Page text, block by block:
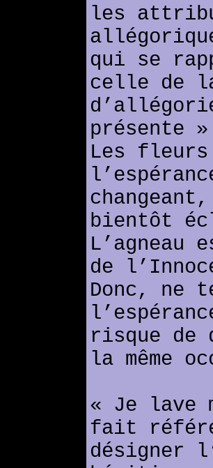
les
qui se
celle de
présente
Les fleurs
bientôt
L’agneau
de
Donc, ne
risque de
la même
« Je lave
fait
désigner